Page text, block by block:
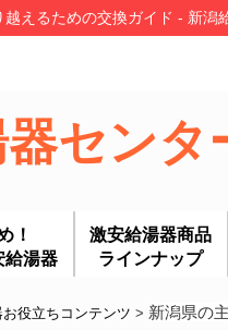
えるための交換ガイド - 新潟
センタ
！
湯器
激安給湯器商品
ラインナップ
役立ちコンテンツ > 新潟県の